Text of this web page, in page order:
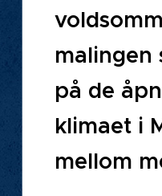
malingen
på de
klimaet i
mellom